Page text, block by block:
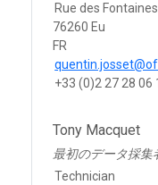
Rue des Fontaines
76260 Eu
FR
+33 (0)2 27 28 06
Tony Macquet
最初のデータ採集
Technician